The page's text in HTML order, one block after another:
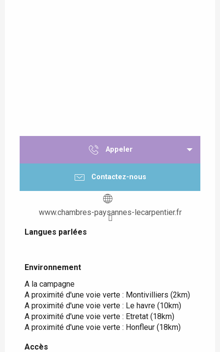
Appeler
Contactez-nous
www.chambres-paysannes-lecarpentier.fr
Langues parlées
Langues parlées
Environnement
Environnement
A la campagne
A proximité d'une voie verte : Montivilliers (2km)
A proximité d'une voie verte : Le havre (10km)
A proximité d'une voie verte : Etretat (18km)
A proximité d'une voie verte : Honfleur (18km)
Accès
Accès